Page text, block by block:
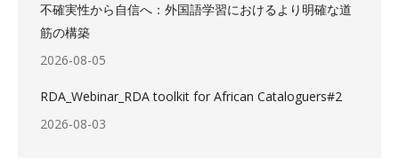
不確実性から自信へ：外国語学習におけるより明確な道
筋の構築
2026-08-05
RDA_Webinar_RDA toolkit for African Cataloguers#2
2026-08-03